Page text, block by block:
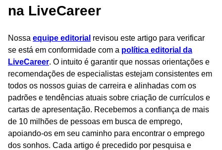
na LiveCareer
Nossa equipe editorial revisou este artigo para verificar
se está em conformidade com a política editorial da
LiveCareer. O intuito é garantir que nossas orientações e
recomendações de especialistas estejam consistentes em
todos os nossos guias de carreira e alinhadas com os
padrões e tendências atuais sobre criação de currículos e
cartas de apresentação. Recebemos a confiança de mais
de 10 milhões de pessoas em busca de emprego,
apoiando-os em seu caminho para encontrar o emprego
dos sonhos. Cada artigo é precedido por pesquisa e